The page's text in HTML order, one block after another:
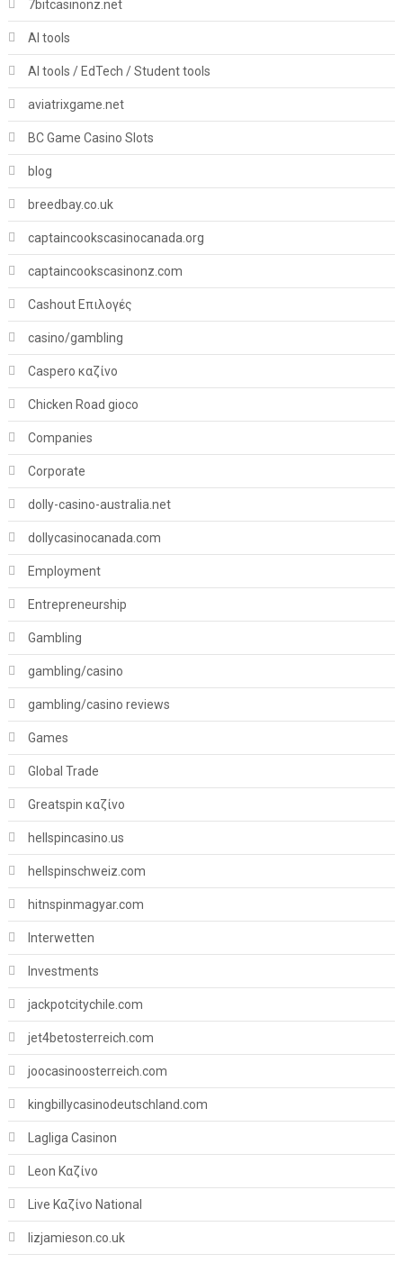
7bitcasinonz.net
AI tools
AI tools / EdTech / Student tools
aviatrixgame.net
BC Game Casino Slots
blog
breedbay.co.uk
captaincookscasinocanada.org
captaincookscasinonz.com
Cashout Επιλογές
casino/gambling
Caspero καζίνο
Chicken Road gioco
Companies
Corporate
dolly-casino-australia.net
dollycasinocanada.com
Employment
Entrepreneurship
Gambling
gambling/casino
gambling/casino reviews
Games
Global Trade
Greatspin καζίνο
hellspincasino.us
hellspinschweiz.com
hitnspinmagyar.com
Interwetten
Investments
jackpotcitychile.com
jet4betosterreich.com
joocasinoosterreich.com
kingbillycasinodeutschland.com
Lagliga Casinon
Leon Καζίνο
Live Καζίνο National
lizjamieson.co.uk